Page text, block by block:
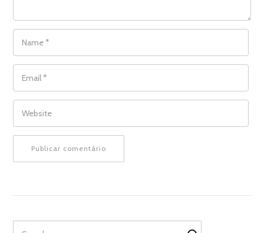
NAME
EMAIL
WEBSITE